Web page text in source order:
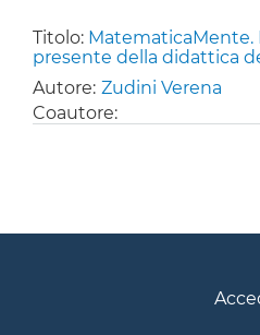
Titolo: MatematicaMente.
presente della didattica
Autore: Zudini Verena
Coautore: